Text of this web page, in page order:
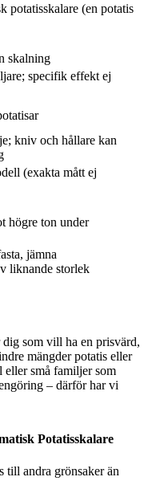
potatisskalare (en potatis
skalning
specifik effekt ej
kniv och hållare kan
(exakta mått ej
högre ton under
jämna
liknande storlek
dig som vill ha en prisvärd,
mängder potatis eller
eller små familjer som
– därför har vi
Potatisskalare
till andra grönsaker än